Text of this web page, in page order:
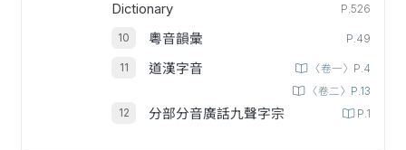
Dictionary
P.526
粵音韻彙 P.49
道漢字音
〈卷一〉P.4
〈卷二〉P.13
分部分音廣話九聲字宗 P.1